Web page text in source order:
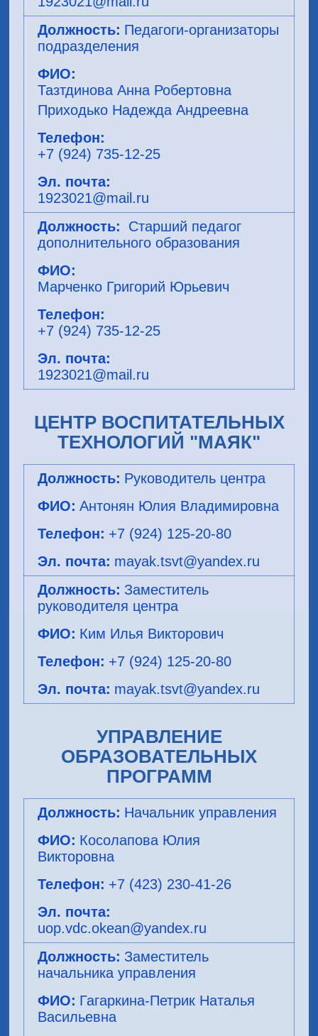
Педагоги-организаторы
подразделения
Тазтдинова Анна Робертовна
Приходько Надежда Андреевна
+7 (924) 735-12-25
1923021@mail.ru
Старший педагог
дополнительного образования
Марченко Григорий Юрьевич
+7 (924) 735-12-25
1923021@mail.ru
ЦЕНТР ВОСПИТАТЕЛЬНЫХ
ТЕХНОЛОГИЙ "МАЯК"
Руководитель центра
Антонян Юлия Владимировна
+7 (924) 125-20-80
mayak.tsvt@yandex.ru
Заместитель
руководителя центра
Ким Илья Викторович
+7 (924) 125-20-80
mayak.tsvt@yandex.ru
УПРАВЛЕНИЕ
ОБРАЗОВАТЕЛЬНЫХ
ПРОГРАММ
Начальник управления
Косолапова Юлия
Викторовна
+7 (423) 230-41-26
uop.vdc.okean@yandex.ru
Заместитель
начальника управления
Гагаркина-Петрик Наталья
Васильевна